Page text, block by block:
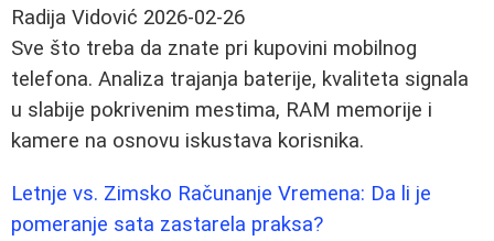
Radija Vidović 2026-02-26
Sve što treba da znate pri kupovini mobilnog
telefona. Analiza trajanja baterije, kvaliteta signala
u slabije pokrivenim mestima, RAM memorije i
kamere na osnovu iskustava korisnika.
Letnje vs. Zimsko Računanje Vremena: Da li je
pomeranje sata zastarela praksa?